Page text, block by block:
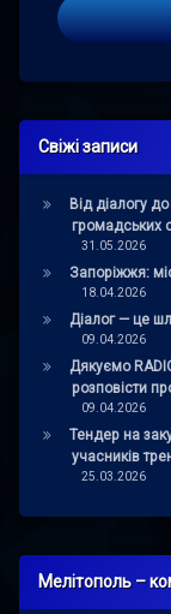
Свіжі записи
Від діалогу
громадських
31.05.2026
Запоріжжя:
18.04.2026
Діалог — це
09.04.2026
Дякуємо
розповісти
09.04.2026
Тендер на
учасників
25.03.2026
Мелітополь –